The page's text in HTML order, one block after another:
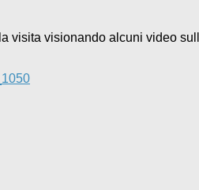
visita visionando alcuni video